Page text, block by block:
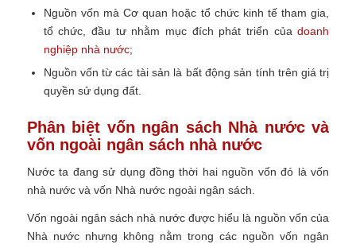
Nguồn vốn mà Cơ quan hoặc tổ chức kinh tế tham gia,
tổ chức, đầu tư nhằm mục đích phát triển củadoanh
nghiệp nhà nước;
Nguồn vốn từ các tài sản là bất động sản tính trên giá trị
quyền sử dụng đất.
Phân biệt vốn ngân sách Nhà nước và
vốn ngoài ngân sách nhà nước
Nước ta đang sử dụng đồng thời hai nguồn vốn đó là vốn
nhà nước và vốn Nhà nước ngoài ngân sách.
Vốn ngoài ngân sách nhà nước được hiểu là nguồn vốn của
Nhà nước nhưng không nằm trong các nguồn vốn ngân